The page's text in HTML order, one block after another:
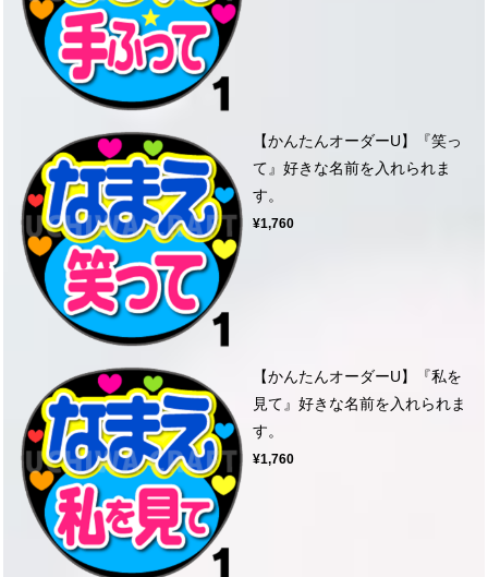
【かんたんオーダーU】『笑っ
て』好きな名前を入れられま
す。
¥1,760
【かんたんオーダーU】『私を
見て』好きな名前を入れられま
す。
¥1,760